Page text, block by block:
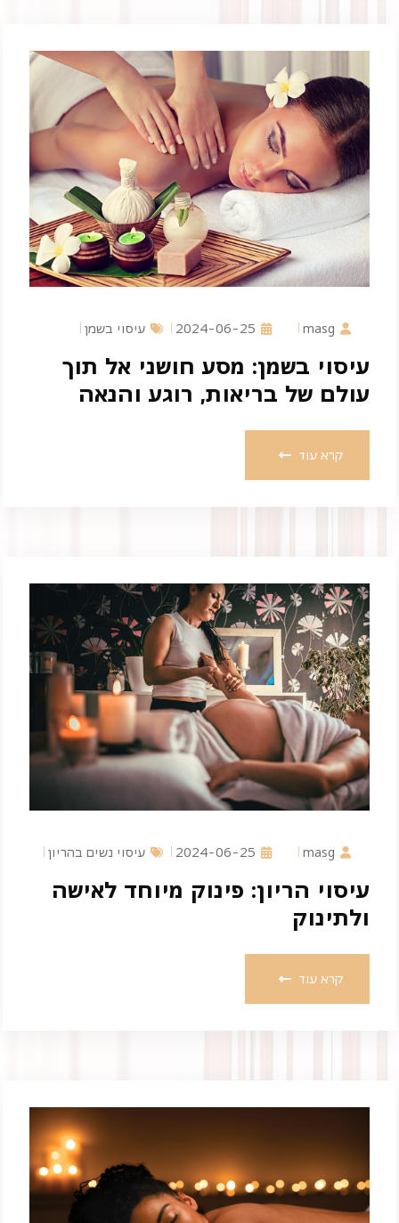
masg
2024-06-25 עיסוי בשמן
עיסוי בשמן: מסע חושני אל תוך
עולם של בריאות, רוגע והנאה
קרא עוד
masg
2024-06-25 עיסוי נשים בהריון
עיסוי הריון: פינוק מיוחד לאישה
ולתינוק
קרא עוד